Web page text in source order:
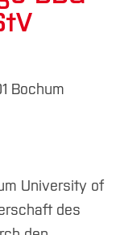
Bochum
University of
des